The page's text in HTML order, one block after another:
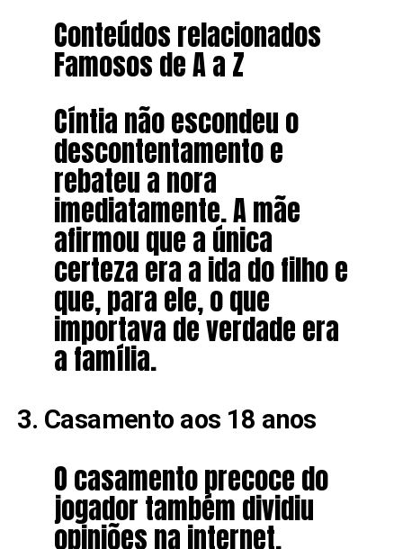
Conteúdos relacionados
Famosos de A a Z
Cíntia não escondeu o
descontentamento e
rebateu a nora
imediatamente. A mãe
afirmou que a única
certeza era a ida do filho e
que, para ele, o que
importava de verdade era
a família.
3. Casamento aos 18 anos
O casamento precoce do
jogador também dividiu
opiniões na internet.